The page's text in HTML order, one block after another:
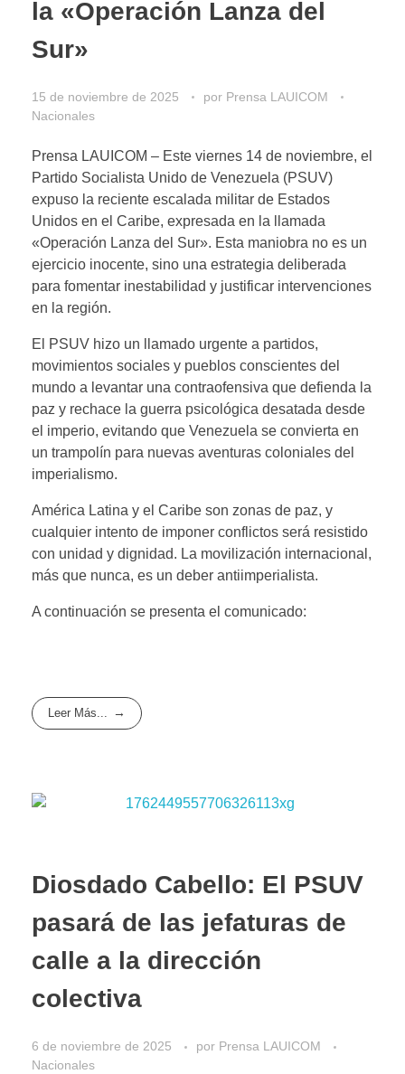
la «Operación Lanza del
Sur»
15 de noviembre de 2025 por Prensa LAUICOM
Nacionales
Prensa LAUICOM – Este viernes 14 de noviembre, el
Partido Socialista Unido de Venezuela (PSUV)
expuso la reciente escalada militar de Estados
Unidos en el Caribe, expresada en la llamada
«Operación Lanza del Sur». Esta maniobra no es un
ejercicio inocente, sino una estrategia deliberada
para fomentar inestabilidad y justificar intervenciones
en la región.
El PSUV hizo un llamado urgente a partidos,
movimientos sociales y pueblos conscientes del
mundo a levantar una contraofensiva que defienda la
paz y rechace la guerra psicológica desatada desde
el imperio, evitando que Venezuela se convierta en
un trampolín para nuevas aventuras coloniales del
imperialismo.
América Latina y el Caribe son zonas de paz, y
cualquier intento de imponer conflictos será resistido
con unidad y dignidad. La movilización internacional,
más que nunca, es un deber antiimperialista.
A continuación se presenta el comunicado:
Leer Más...
Diosdado Cabello: El PSUV
pasará de las jefaturas de
calle a la dirección
colectiva
6 de noviembre de 2025 por Prensa LAUICOM
Nacionales